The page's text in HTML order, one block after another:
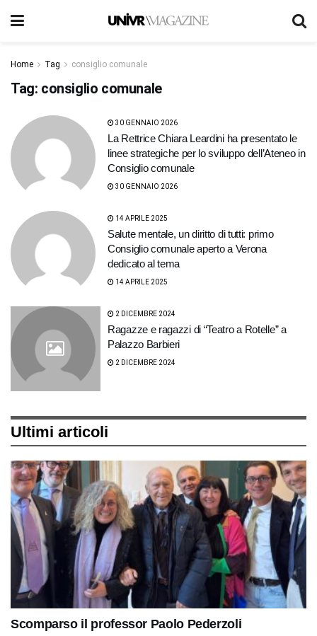
Home Tag consiglio comunale
Tag: consiglio comunale
30 GENNAIO 2026
La Rettrice Chiara Leardini ha presentato le
linee strategiche per lo sviluppo dell’Ateneo in
Consiglio comunale
30 GENNAIO 2026
14 APRILE 2025
Salute mentale, un diritto di tutti: primo
Consiglio comunale aperto a Verona
dedicato al tema
14 APRILE 2025
2 DICEMBRE 2024
Ragazze e ragazzi di “Teatro a Rotelle” a
Palazzo Barbieri
2 DICEMBRE 2024
Ultimi articoli
Scomparso il professor Paolo Pederzoli